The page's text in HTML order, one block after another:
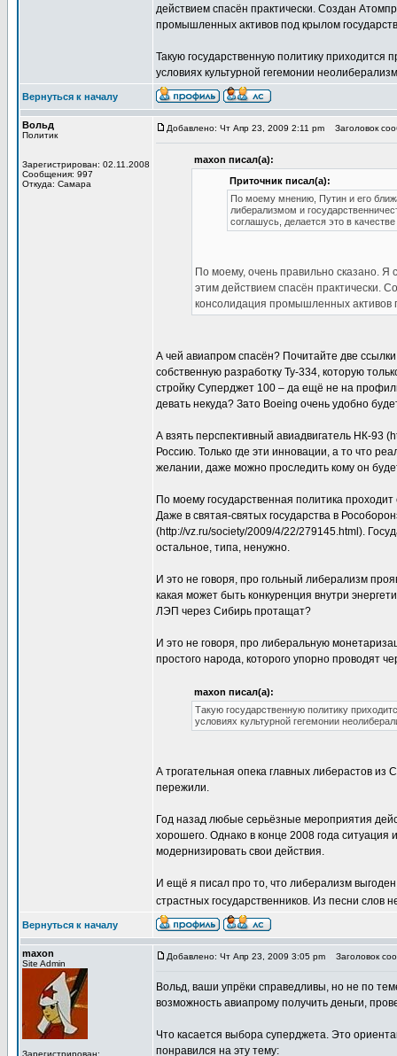
действием спасён практически. Создан
промышленных активов под крылом
Такую государственную политику приходится
условиях культурной гегемонии
Вернуться к началу
Вольд
Политик
Зарегистрирован: 02.11.2008
Сообщения: 997
Откуда: Самара
Добавлено: Чт Апр 23, 2009 2:11 pm Заголовок
maxon писал(а):
Приточник писал(а):
По моему мнению, Путин и его
либерализмом и
соглашусь, делается это в
По моему, очень правильно сказано.
этим действием спасён практически.
консолидация промышленных активов
А чей авиапром спасён? Почитайте две
собственную разработку Ту-334, которую
стройку Суперджет 100 – да ещё не на
девать некуда? Зато Boeing очень удобно
А взять перспективный авиадвигатель НК-93
Россию. Только где эти инновации, а то что
желании, даже можно проследить кому он
По моему государственная политика
Даже в святая-святых государства в
(http://vz.ru/society/2009/4/22/279145.html).
остальное, типа, ненужно.
И это не говоря, про гольный либерализм
какая может быть конкуренция внутри
ЛЭП через Сибирь протащат?
И это не говоря, про либеральную
простого народа, которого упорно проводят
maxon писал(а):
Такую государственную политику
условиях культурной гегемонии
А трогательная опека главных либерастов
пережили.
Год назад любые серьёзные мероприятия
хорошего. Однако в конце 2008 года
модернизировать свои действия.
И ещё я писал про то, что либерализм
страстных государственников. Из песни
Вернуться к началу
maxon
Site Admin
Зарегистрирован:
Добавлено: Чт Апр 23, 2009 3:05 pm Заголовок
Вольд, ваши упрёки справедливы, но не по
возможность авиапрому получить деньги,
Что касается выбора суперджета. Это
понравился на эту тему: